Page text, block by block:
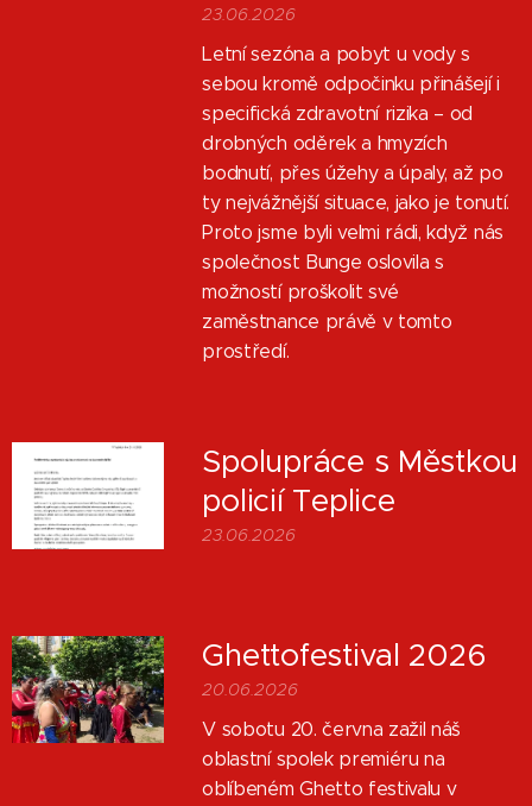
23.06.2026
Letní sezóna a pobyt u vody s
sebou kromě odpočinku přinášejí i
specifická zdravotní rizika – od
drobných oděrek a hmyzích
bodnutí, přes úžehy a úpaly, až po
ty nejvážnější situace, jako je tonutí.
Proto jsme byli velmi rádi, když nás
společnost Bunge oslovila s
možností proškolit své
zaměstnance právě v tomto
prostředí.
Spolupráce s Městkou
policií Teplice
23.06.2026
Ghettofestival 2026
20.06.2026
V sobotu 20. června zažil náš
oblastní spolek premiéru na
oblíbeném Ghetto festivalu v